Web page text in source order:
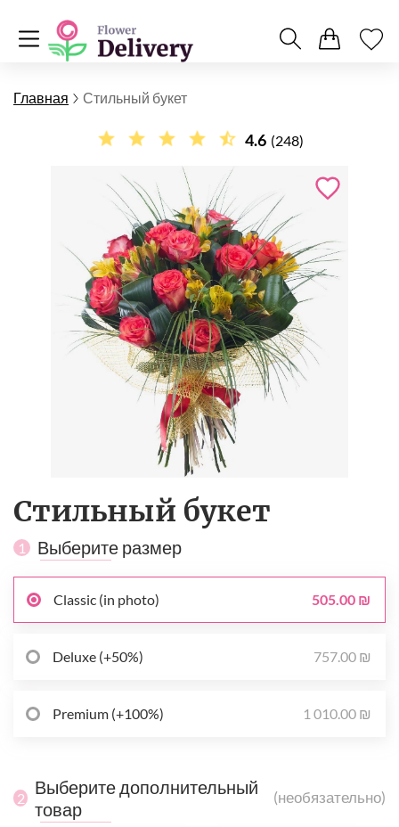
Главная Стильный букет
4.6 (248)
Стильный букет
1 Выберите размер
Classic (in photo) 505.00 ₪
Deluxe (+50%) 757.00 ₪
Premium (+100%) 1 010.00 ₪
2
Выберите дополнительный
товар
(необязательно)